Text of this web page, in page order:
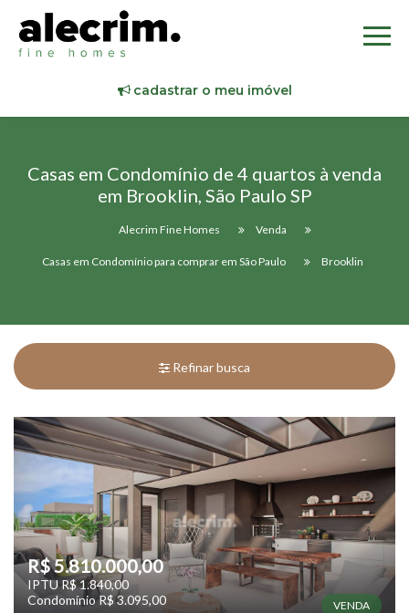
cadastrar o meu imóvel
Casas em Condomínio de 4 quartos à venda
em Brooklin, São Paulo SP
Alecrim Fine Homes Venda
Casas em Condomínio para comprar em São Paulo Brooklin
Refinar busca
R$ 5.810.000,00
IPTU R$ 1.840,00
Condomínio R$ 3.095,00
VENDA